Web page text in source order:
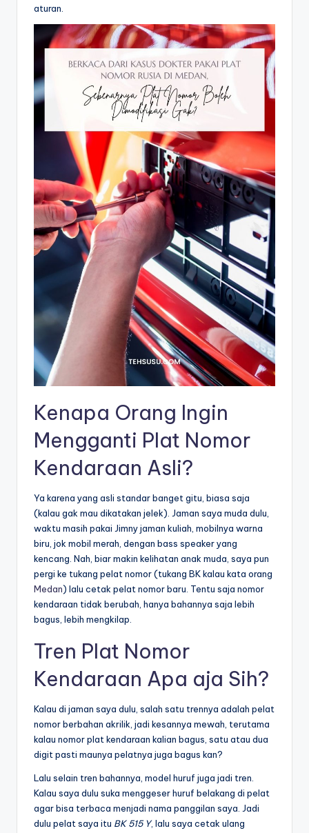
aturan.
Kenapa Orang Ingin
Mengganti Plat Nomor
Kendaraan Asli?
Ya karena yang asli standar banget gitu, biasa saja
(kalau gak mau dikatakan jelek). Jaman saya muda dulu,
waktu masih pakai Jimny jaman kuliah, mobilnya warna
biru, jok mobil merah, dengan bass speaker yang
kencang. Nah, biar makin kelihatan anak muda, saya pun
pergi ke tukang pelat nomor (tukang BK kalau kata orang
Medan) lalu cetak pelat nomor baru. Tentu saja nomor
kendaraan tidak berubah, hanya bahannya saja lebih
bagus, lebih mengkilap.
Tren Plat Nomor
Kendaraan Apa aja Sih?
Kalau di jaman saya dulu, salah satu trennya adalah pelat
nomor berbahan akrilik, jadi kesannya mewah, terutama
kalau nomor plat kendaraan kalian bagus, satu atau dua
digit pasti maunya pelatnya juga bagus kan?
Lalu selain tren bahannya, model huruf juga jadi tren.
Kalau saya dulu suka menggeser huruf belakang di pelat
agar bisa terbaca menjadi nama panggilan saya. Jadi
dulu pelat saya itu BK 515 Y, lalu saya cetak ulang